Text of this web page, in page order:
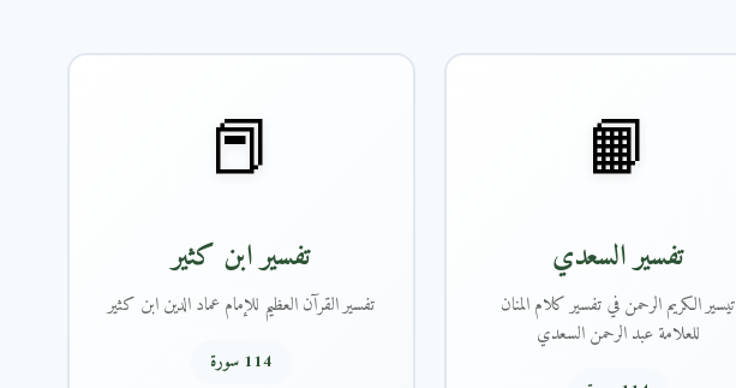
📙
تفسير السعدي
تيسير الكريم الرحمن في تفسير كلام المنان
للعلامة عبد الرحمن السعدي
📕
تفسير ابن كثير
تفسير القرآن العظيم للإمام عماد الدين ابن كثير
114 سورة